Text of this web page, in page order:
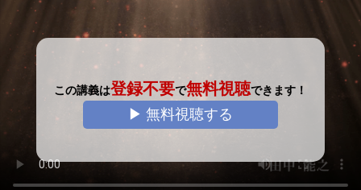
この講義は登録不要で無料視聴できます！
▶ 無料視聴する